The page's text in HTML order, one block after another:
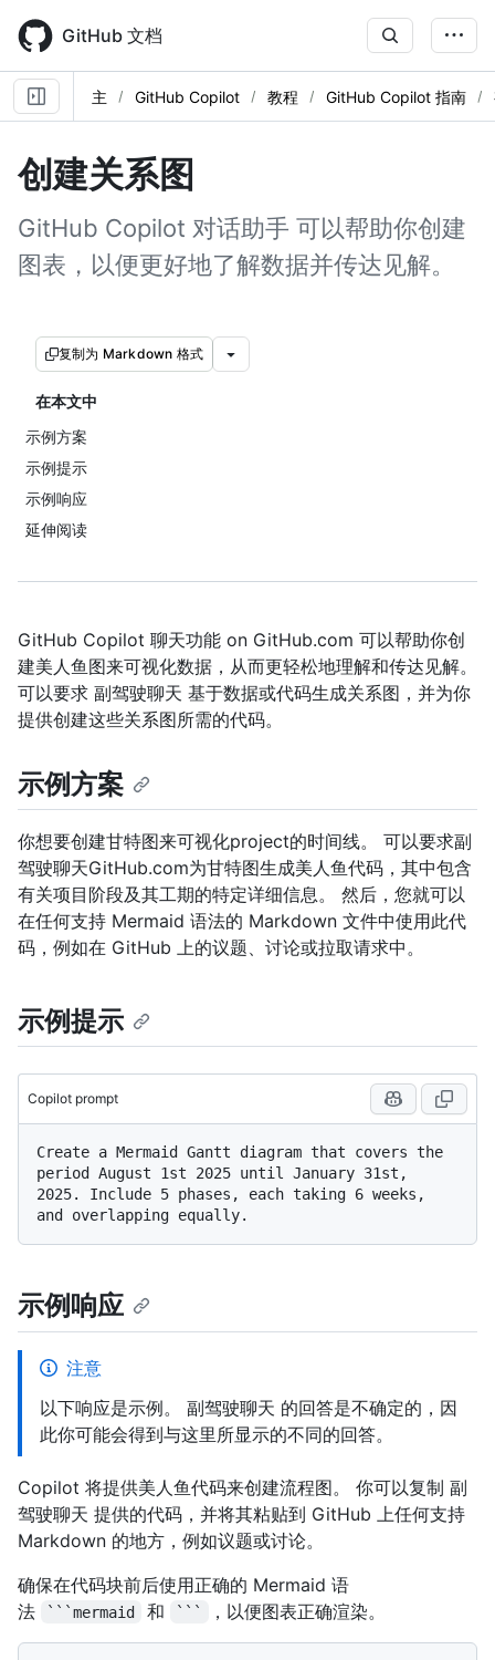
main
content
GitHub 文档
主 GitHub Copilot 教程 GitHub Copilot 指南
创建关系图
GitHub Copilot 对话助手 可以帮助你创建
图表，以便更好地了解数据并传达见解。
复制为 Markdown 格式
在本文中
示例方案
示例提示
示例响应
延伸阅读
GitHub Copilot 聊天功能 on GitHub.com 可以帮助你创
建美人鱼图来可视化数据，从而更轻松地理解和传达见解。
可以要求 副驾驶聊天 基于数据或代码生成关系图，并为你
提供创建这些关系图所需的代码。
示例方案
你想要创建甘特图来可视化project的时间线。 可以要求副
驾驶聊天GitHub.com为甘特图生成美人鱼代码，其中包含
有关项目阶段及其工期的特定详细信息。 然后，您就可以
在任何支持 Mermaid 语法的 Markdown 文件中使用此代
码，例如在 GitHub 上的议题、讨论或拉取请求中。
示例提示
Copilot prompt
Create a Mermaid Gantt diagram that covers the
period August 1st 2025 until January 31st,
2025. Include 5 phases, each taking 6 weeks,
示例响应
注意
以下响应是示例。 副驾驶聊天 的回答是不确定的，因
此你可能会得到与这里所显示的不同的回答。
Copilot 将提供美人鱼代码来创建流程图。 你可以复制 副
驾驶聊天 提供的代码，并将其粘贴到 GitHub 上任何支持
Markdown 的地方，例如议题或讨论。
确保在代码块前后使用正确的 Mermaid 语
法
```mermaid 和 ``` ，以便图表正确渲染。